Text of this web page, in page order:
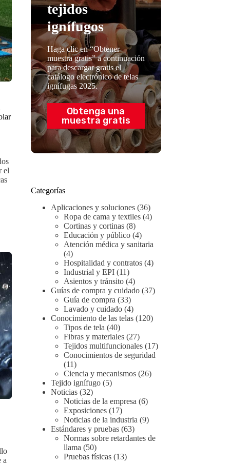
el
a
tejidos
ignífugos
Haga clic en “Obtener
muestra gratis” a continuación
para descargar gratis el
catálogo electrónico de telas
ignífugas 2025.
Obtenga una
muestra gratis
Categorías
Aplicaciones y soluciones(36)
Ropa de cama y textiles(4)
Cortinas y cortinas(8)
Educación y público(4)
Atención médica y sanitaria
(4)
Hospitalidad y contratos(4)
Industrial y EPI(11)
Asientos y tránsito(4)
Guías de compra y cuidado(37)
Guía de compra (33)
Lavado y cuidado(4)
Conocimiento de las telas(120)
Tipos de tela (40)
Fibras y materiales(27)
Tejidos multifuncionales(17)
Conocimientos de seguridad
(11)
Ciencia y mecanismos(26)
Tejido ignífugo(5)
Noticias(32)
Noticias de la empresa (6)
Exposiciones(17)
Noticias de la industria (9)
Estándares y pruebas(63)
Normas sobre retardantes de
llama (50)
Pruebas físicas(13)